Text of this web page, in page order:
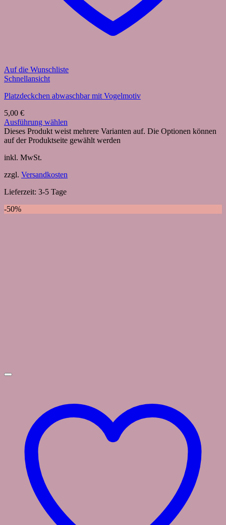
Auf die Wunschliste
Schnellansicht
Platzdeckchen abwaschbar mit Vogelmotiv
5,00 €
Ausführung wählen
Dieses Produkt weist mehrere Varianten auf. Die Optionen können
auf der Produktseite gewählt werden
inkl. MwSt.
zzgl. Versandkosten
Lieferzeit: 3-5 Tage
-50%